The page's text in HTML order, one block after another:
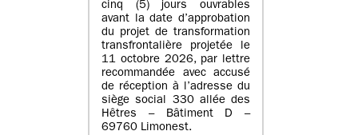
cinq (5) jours ouvrables
avant la date d’approbation
du projet de transformation
transfrontalière projetée le
11 octobre 2026, par lettre
recommandée avec accusé
de réception à l’adresse du
siège social 330 allée des
Hêtres – Bâtiment D –
69760 Limonest.